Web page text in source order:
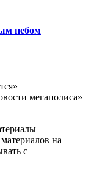
небом
мегаполиса»
на
с